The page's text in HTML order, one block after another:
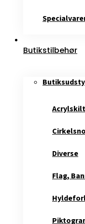
Butikstilbehør
Diverse
Flag,